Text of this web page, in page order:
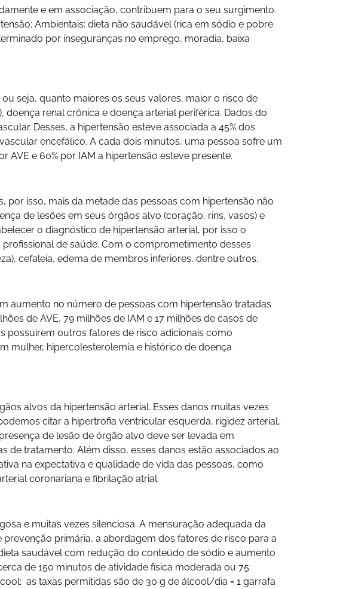
e em associação, contribuem para o seu surgimento.
Ambientais: dieta não saudável (rica em sódio e pobre
por inseguranças no emprego, moradia, baixa
seja, quanto maiores os seus valores, maior o risco de
renal crônica e doença arterial periférica. Dados do
Desses, a hipertensão esteve associada a 45% dos
encefálico. A cada dois minutos, uma pessoa sofre um
e 60% por IAM a hipertensão esteve presente.
por isso, mais da metade das pessoas com hipertensão não
de lesões em seus órgãos alvo (coração, rins, vasos) e
o diagnóstico de hipertensão arterial, por isso o
de saúde. Com o comprometimento desses
cefaleia, edema de membros inferiores, dentre outros.
aumento no número de pessoas com hipertensão tratadas
de AVE, 79 milhões de IAM e 17 milhões de casos de
possuírem outros fatores de risco adicionais como
mulher, hipercolesterolemia e histórico de doença
alvos da hipertensão arterial. Esses danos muitas vezes
citar a hipertrofia ventricular esquerda, rigidez arterial,
de lesão de órgão alvo deve ser levada em
tratamento. Além disso, esses danos estão associados ao
na expectativa e qualidade de vida das pessoas, como
coronariana e fibrilação atrial.
e muitas vezes silenciosa. A mensuração adequada da
primária, a abordagem dos fatores de risco para a
saudável com redução do conteúdo de sódio e aumento
de 150 minutos de atividade física moderada ou 75
as taxas permitidas são de 30 g de álcool/dia = 1 garrafa